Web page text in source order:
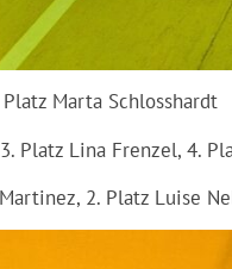
Marta Schlosshardt
Platz Lina Frenzel, 4.
2. Platz Luise